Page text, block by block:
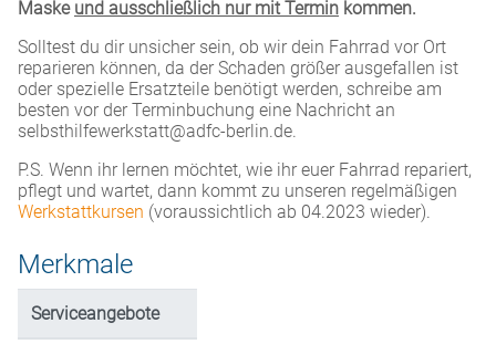
Maske und ausschließlich nur mit Termin kommen.
Solltest du dir unsicher sein, ob wir dein Fahrrad vor Ort
reparieren können, da der Schaden größer ausgefallen ist
oder spezielle Ersatzteile benötigt werden, schreibe am
besten vor der Terminbuchung eine Nachricht an
selbsthilfewerkstatt@adfc-berlin.de.
P.S. Wenn ihr lernen möchtet, wie ihr euer Fahrrad repariert,
pflegt und wartet, dann kommt zu unseren regelmäßigen
Werkstattkursen (voraussichtlich ab 04.2023 wieder).
Merkmale
Serviceangebote